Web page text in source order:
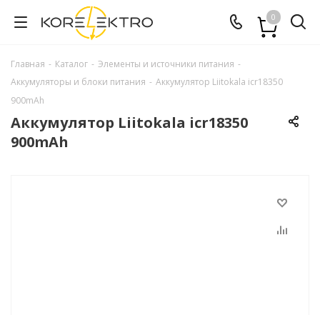
0
Главная - Каталог - Элементы и источники питания -
Аккумуляторы и блоки питания - Аккумулятор Liitokala icr18350
900mAh
Аккумулятор Liitokala icr18350
900mAh